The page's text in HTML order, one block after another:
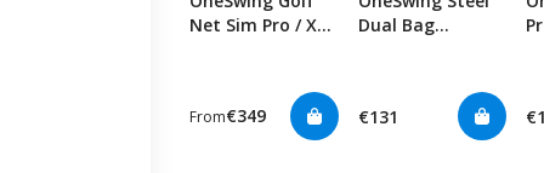
Net Sim Pro / XL
From€349
Dual Bag
€131